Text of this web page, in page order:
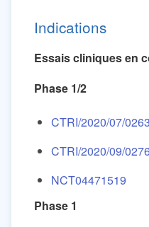
Indications
Essais cliniques en
Phase 1/2
CTRI/2020/07/
CTRI/2020/09/
NCT04471519
Phase 1